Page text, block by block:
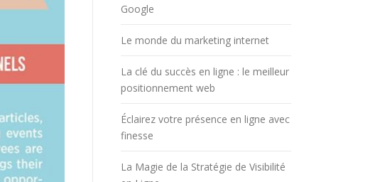
Google
Le monde du marketing internet
La clé du succès en ligne : le meilleur
positionnement web
Éclairez votre présence en ligne avec
finesse
La Magie de la Stratégie de Visibilité